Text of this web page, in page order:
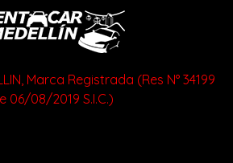
Marca Registrada (Res N° 34199
06/08/2019 S.I.C.)